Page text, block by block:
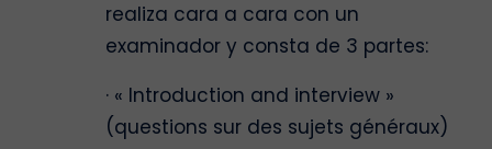
realiza cara a cara con un
examinador y consta de 3 partes:
· « Introduction and interview »
(questions sur des sujets généraux)